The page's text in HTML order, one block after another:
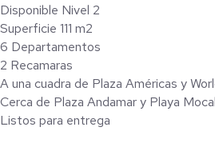
Disponible Nivel 2
Superficie 111 m2
6 Departamentos
2 Recamaras
A una cuadra de Plaza Américas y
Cerca de Plaza Andamar y Playa
Listos para entrega